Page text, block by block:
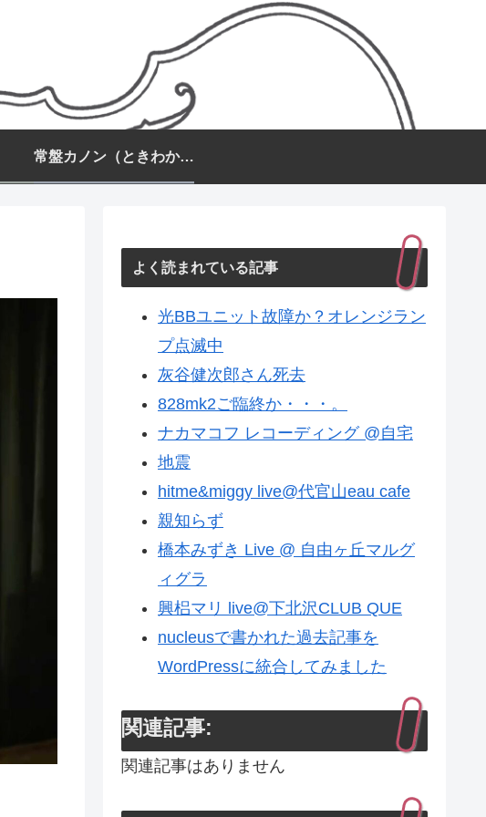
常盤カノン（ときわかのん）
よく読まれている記事
光BBユニット故障か？オレンジラン
プ点滅中
灰谷健次郎さん死去
828mk2ご臨終か・・・。
ナカマコフ レコーディング @自宅
地震
hitme&miggy live@代官山eau cafe
親知らず
橋本みずき Live @ 自由ヶ丘マルグ
ィグラ
興梠マリ live@下北沢CLUB QUE
nucleusで書かれた過去記事を
WordPressに統合してみました
関連記事:
関連記事はありません